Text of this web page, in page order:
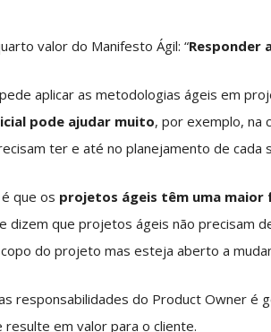
valor do Manifesto Ágil: “Responder
aplicar as metodologias ágeis em
pode ajudar muito, por exemplo, na
ter e até no planejamento de cada
que os projetos ágeis têm uma maior
dizem que projetos ágeis não precisam
do projeto mas esteja aberto a
responsabilidades do Product Owner é
em valor para o cliente.